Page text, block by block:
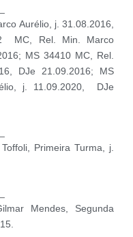
Aurélio, j. 31.08.2016,
MC, Rel. Min. Marco
MS 34410 MC, Rel.
DJe 21.09.2016; MS
j. 11.09.2020, DJe
Primeira Turma, j.
Mendes, Segunda